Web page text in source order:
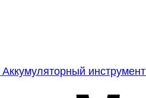
Аккумуляторный инструмент